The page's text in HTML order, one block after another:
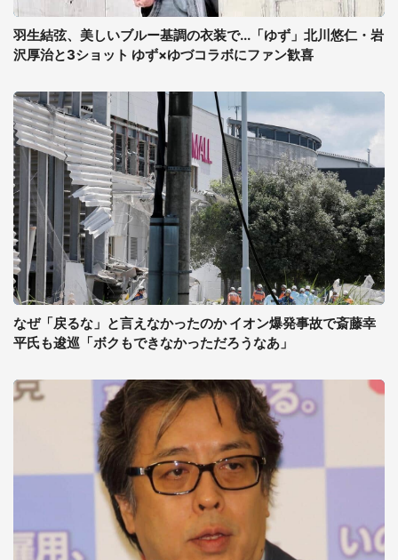
羽生結弦、美しいブルー基調の衣装で...「ゆず」北川悠仁・岩
沢厚治と3ショット ゆず×ゆづコラボにファン歓喜
なぜ「戻るな」と言えなかったのか イオン爆発事故で斎藤幸
平氏も逡巡「ボクもできなかっただろうなあ」